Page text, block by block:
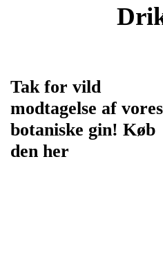
Tak for vild
modtagelse af vores
botaniske gin! Køb
den her